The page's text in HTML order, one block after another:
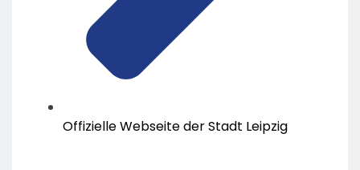
Offizielle Webseite der Stadt Leipzig